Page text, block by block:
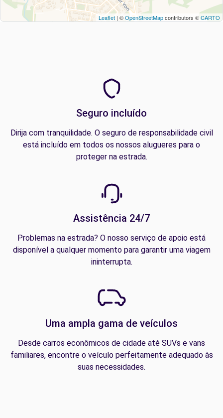
Leaflet | ©OpenStreetMapcontributors ©CARTO
Seguro incluído
Dirija com tranquilidade. O seguro de responsabilidade civil
está incluído em todos os nossos alugueres para o
proteger na estrada.
Assistência 24/7
Problemas na estrada? O nosso serviço de apoio está
disponível a qualquer momento para garantir uma viagem
ininterrupta.
Uma ampla gama de veículos
Desde carros econômicos de cidade até SUVs e vans
familiares, encontre o veículo perfeitamente adequado às
suas necessidades.